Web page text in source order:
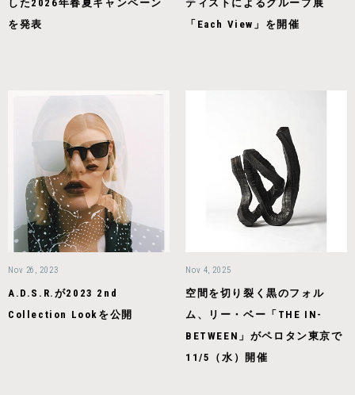
した2026年春夏キャンペーン
を発表
ティストによるグループ展
「Each View」を開催
Nov 26, 2023
A.D.S.R.が2023 2nd
Collection Lookを公開
Nov 4, 2025
空間を切り裂く黒のフォル
ム、リー・ベー「THE IN-
BETWEEN」がペロタン東京で
11/5（水）開催